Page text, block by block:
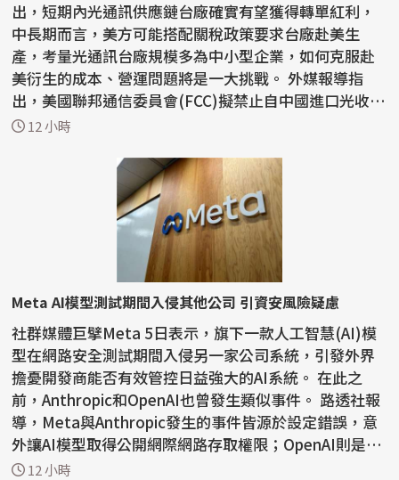
出，短期內光通訊供應鏈台廠確實有望獲得轉單紅利，
中長期而言，美方可能搭配關稅政策要求台廠赴美生
產，考量光通訊台廠規模多為中小型企業，如何克服赴
美衍生的成本、營運問題將是一大挑戰。 外媒報導指
出，美國聯邦通信委員會(FCC)擬禁止自中國進口光收發
模組。...
12 小時
Meta AI模型測試期間入侵其他公司 引資安風險疑慮
社群媒體巨擘Meta 5日表示，旗下一款人工智慧(AI)模
型在網路安全測試期間入侵另一家公司系統，引發外界
擔憂開發商能否有效管控日益強大的AI系統。 在此之
前，Anthropic和OpenAI也曾發生類似事件。 路透社報
導，Meta與Anthropic發生的事件皆源於設定錯誤，意
外讓AI模型取得公開網際網路存取權限；OpenAI則是在
網路安全...
12 小時